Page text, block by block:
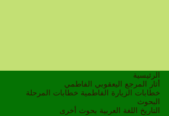
الرئيسية
أثار المرجع اليعقوبي الفاطمي
خطابات الزيارة الفاطمية خطابات المرحلة
البحوث
التاريخ
اللغة العربية بحوث أخرى